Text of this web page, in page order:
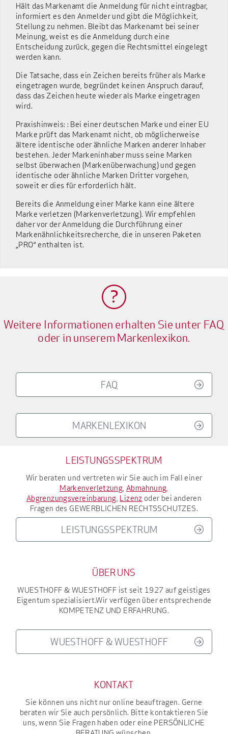
Hält das Markenamt die Anmeldung für nicht eintragbar,
informiert es den Anmelder und gibt die Möglichkeit,
Stellung zu nehmen. Bleibt das Markenamt bei seiner
Meinung, weist es die Anmeldung durch eine
Entscheidung zurück, gegen die Rechtsmittel eingelegt
werden kann.
Die Tatsache, dass ein Zeichen bereits früher als Marke
eingetragen wurde, begründet keinen Anspruch darauf,
dass das Zeichen heute wieder als Marke eingetragen
wird.
Praxishinweis: : Bei einer deutschen Marke und einer EU
Marke prüft das Markenamt nicht, ob möglicherweise
ältere identische oder ähnliche Marken anderer Inhaber
bestehen. Jeder Markeninhaber muss seine Marken
selbst überwachen (Markenüberwachung) und gegen
identische oder ähnliche Marken Dritter vorgehen,
soweit er dies für erforderlich hält.
Bereits die Anmeldung einer Marke kann eine ältere
Marke verletzen (Markenverletzung). Wir empfehlen
daher vor der Anmeldung die Durchführung einer
Markenähnlichkeitsrecherche, die in unseren Paketen
„PRO“ enthalten ist.
Weitere Informationen erhalten Sie unter FAQ
oder in unserem Markenlexikon.
FAQ
MARKENLEXIKON
LEISTUNGSSPEKTRUM
Wir beraten und vertreten wir Sie auch im Fall einer
Markenverletzung,Abmahnung,
Abgrenzungsvereinbarung, Lizenz oder bei anderen
Fragen des GEWERBLICHEN RECHTSSCHUTZES.
LEISTUNGSSPEKTRUM
ÜBER UNS
WUESTHOFF & WUESTHOFF ist seit 1927 auf geistiges
Eigentum spezialisiert.Wir verfügen über entsprechende
KOMPETENZ UND ERFAHRUNG.
WUESTHOFF & WUESTHOFF
KONTAKT
Sie können uns nicht nur online beauftragen. Gerne
beraten wir Sie auch persönlich. Bitte kontaktieren Sie
uns, wenn Sie Fragen haben oder eine PERSÖNLICHE